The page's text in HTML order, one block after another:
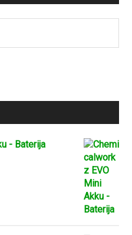
- Baterija